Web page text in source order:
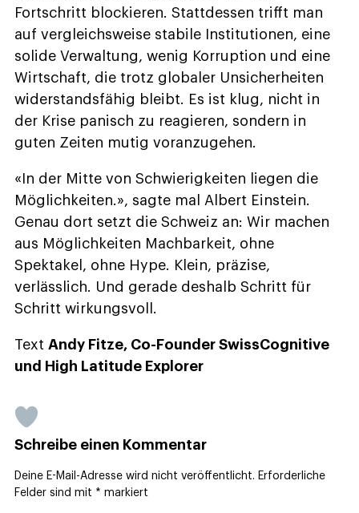
Fortschritt blockieren. Stattdessen trifft man
auf vergleichsweise stabile Institutionen, eine
solide Verwaltung, wenig Korruption und eine
Wirtschaft, die trotz globaler Unsicherheiten
widerstandsfähig bleibt. Es ist klug, nicht in
der Krise panisch zu reagieren, sondern in
guten Zeiten mutig voranzugehen.
«In der Mitte von Schwierigkeiten liegen die
Möglichkeiten.», sagte mal Albert Einstein.
Genau dort setzt die Schweiz an: Wir machen
aus Möglichkeiten Machbarkeit, ohne
Spektakel, ohne Hype. Klein, präzise,
verlässlich. Und gerade deshalb Schritt für
Schritt wirkungsvoll.
Text Andy Fitze, Co-Founder SwissCognitive
und High Latitude Explorer
Schreibe einen Kommentar
Deine E-Mail-Adresse wird nicht veröffentlicht. Erforderliche
Felder sind mit * markiert